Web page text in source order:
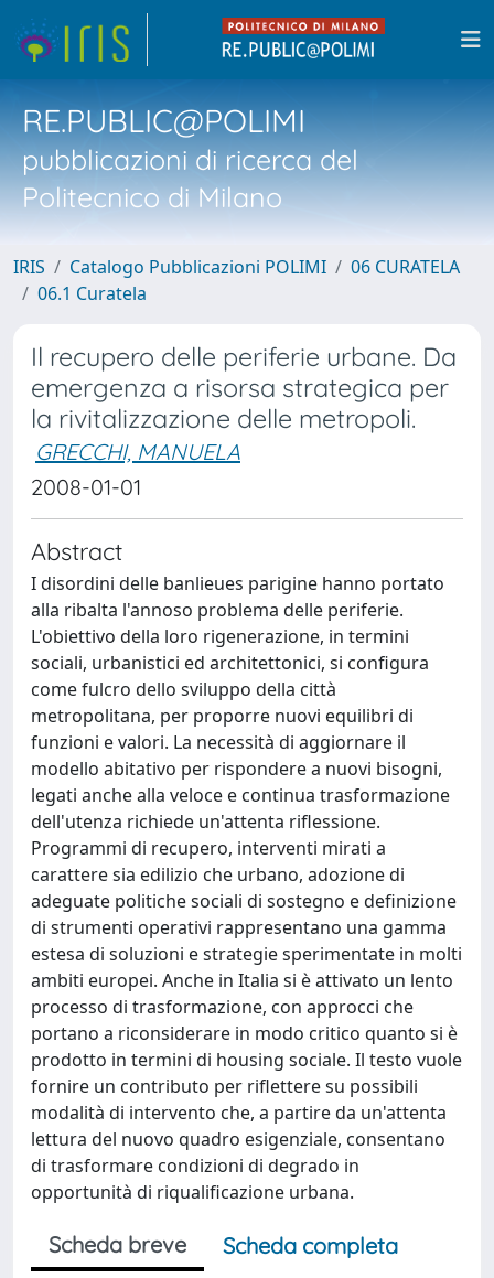
RE.PUBLIC@POLIMI
pubblicazioni di ricerca del
Politecnico di Milano
IRIS Catalogo Pubblicazioni POLIMI
06 CURATELA
06.1 Curatela
Il recupero delle periferie urbane. Da
emergenza a risorsa strategica per
la rivitalizzazione delle metropoli.
GRECCHI, MANUELA
2008-01-01
Abstract
I disordini delle banlieues parigine hanno portato
alla ribalta l'annoso problema delle periferie.
L'obiettivo della loro rigenerazione, in termini
sociali, urbanistici ed architettonici, si configura
come fulcro dello sviluppo della città
metropolitana, per proporre nuovi equilibri di
funzioni e valori. La necessità di aggiornare il
modello abitativo per rispondere a nuovi bisogni,
legati anche alla veloce e continua trasformazione
dell'utenza richiede un'attenta riflessione.
Programmi di recupero, interventi mirati a
carattere sia edilizio che urbano, adozione di
adeguate politiche sociali di sostegno e definizione
di strumenti operativi rappresentano una gamma
estesa di soluzioni e strategie sperimentate in molti
ambiti europei. Anche in Italia si è attivato un lento
processo di trasformazione, con approcci che
portano a riconsiderare in modo critico quanto si è
prodotto in termini di housing sociale. Il testo vuole
fornire un contributo per riflettere su possibili
modalità di intervento che, a partire da un'attenta
lettura del nuovo quadro esigenziale, consentano
di trasformare condizioni di degrado in
opportunità di riqualificazione urbana.
Scheda breve
Scheda completa